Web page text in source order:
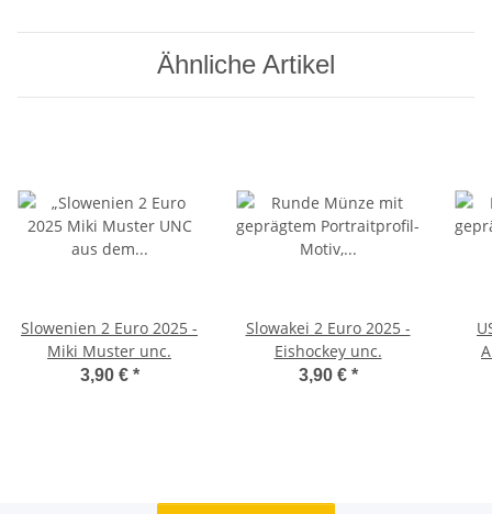
Ähnliche Artikel
Slowenien 2 Euro 2025 -
Miki Muster unc.
3,90 € *
Slowakei 2 Euro 2025 -
Eishockey unc.
3,90 € *